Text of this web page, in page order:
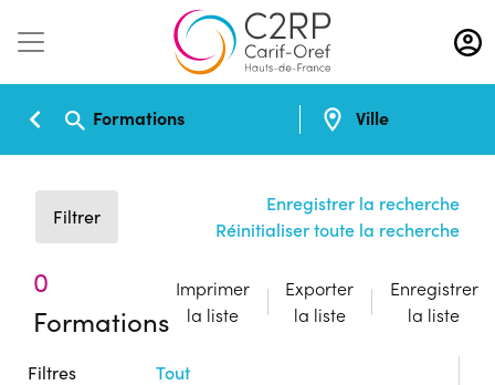
Aller
au
contenu
Formations Ville
Filtrer
Enregistrer la recherche
Réinitialiser toute la recherche
0
Formations
Imprimer
la liste
Exporter
la liste
Enregistrer
la liste
Filtres
Tout